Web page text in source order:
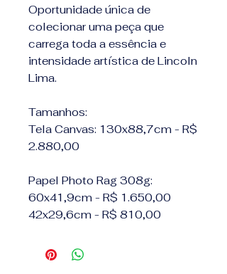
Oportunidade única de
colecionar uma peça que
carrega toda a essência e
intensidade artística de Lincoln
Lima.
Tamanhos:
Tela Canvas: 130x88,7cm - R$
2.880,00
Papel Photo Rag 308g:
60x41,9cm - R$ 1.650,00
42x29,6cm - R$ 810,00